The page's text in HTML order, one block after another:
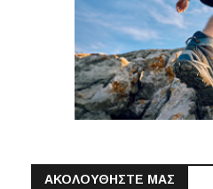
ΑΚΟΛΟΥΘΗΣΤΕ ΜΑΣ